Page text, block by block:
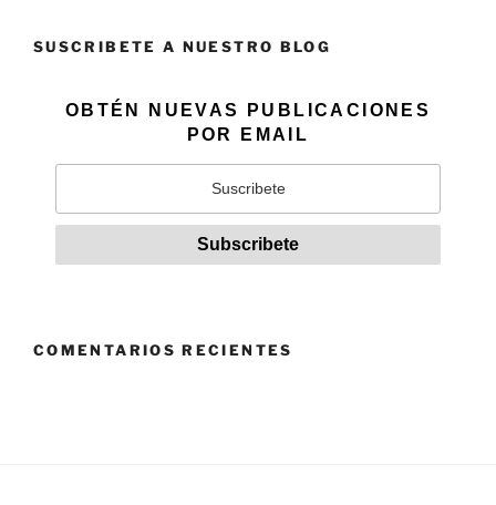
SUSCRIBETE A NUESTRO BLOG
OBTÉN NUEVAS PUBLICACIONES
POR EMAIL
COMENTARIOS RECIENTES